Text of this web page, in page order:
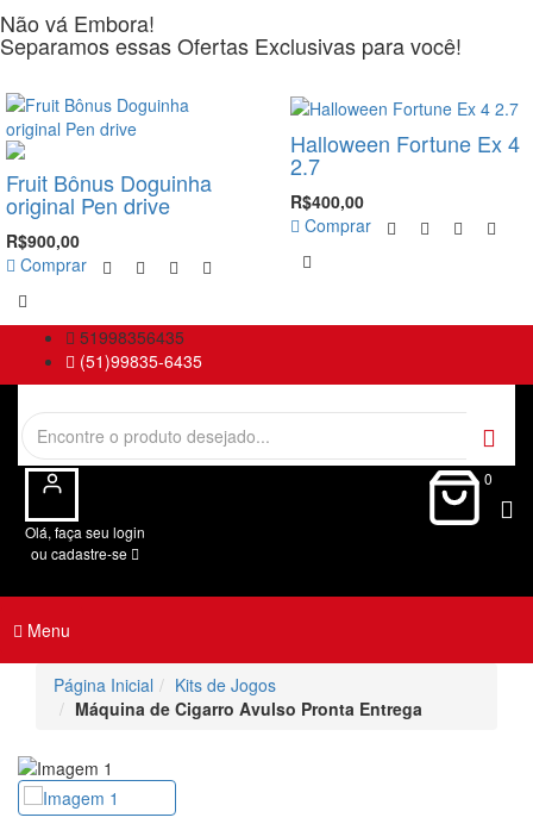
Não vá Embora!
Separamos essas Ofertas Exclusivas para você!
Fruit Bônus Doguinha
original Pen drive
R$900,00
Comprar
Halloween Fortune Ex 4
2.7
R$400,00
Comprar
51998356435
(51)99835-6435
Olá, faça seu login
ou cadastre-se
0
Menu
Página Inicial
Kits de Jogos
Máquina de Cigarro Avulso Pronta Entrega